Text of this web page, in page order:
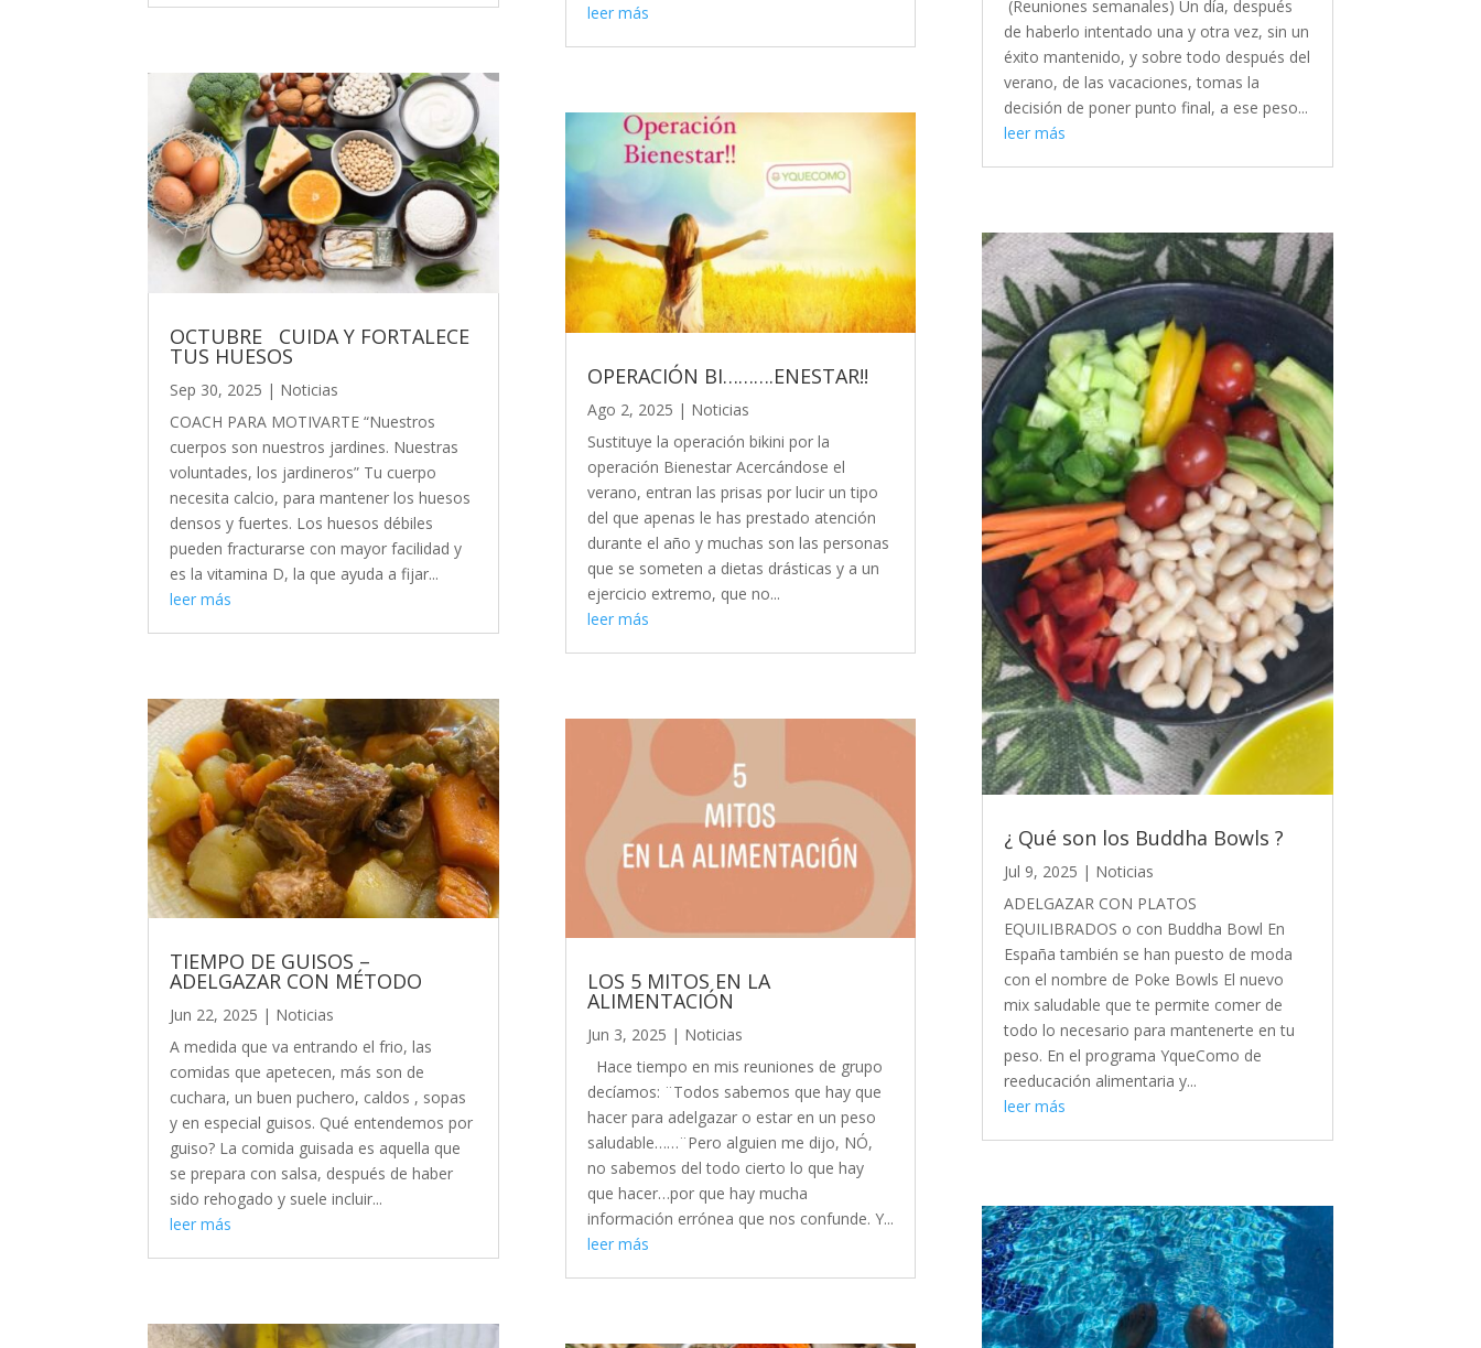
OCTUBRE CUIDA Y FORTALECE
TUS HUESOS
Sep 30, 2025 | Noticias
COACH PARA MOTIVARTE “Nuestros
cuerpos son nuestros jardines. Nuestras
voluntades, los jardineros” Tu cuerpo
necesita calcio, para mantener los huesos
densos y fuertes. Los huesos débiles
pueden fracturarse con mayor facilidad y
es la vitamina D, la que ayuda a fijar...
leer más
TIEMPO DE GUISOS –
ADELGAZAR CON MÉTODO
Jun 22, 2025 | Noticias
A medida que va entrando el frio, las
comidas que apetecen, más son de
cuchara, un buen puchero, caldos , sopas
y en especial guisos. Qué entendemos por
guiso? La comida guisada es aquella que
se prepara con salsa, después de haber
sido rehogado y suele incluir...
leer más
leer más
OPERACIÓN BI……….ENESTAR!!
Ago 2, 2025 | Noticias
Sustituye la operación bikini por la
operación Bienestar Acercándose el
verano, entran las prisas por lucir un tipo
del que apenas le has prestado atención
durante el año y muchas son las personas
que se someten a dietas drásticas y a un
ejercicio extremo, que no...
leer más
LOS 5 MITOS EN LA
ALIMENTACIÓN
Jun 3, 2025 | Noticias
Hace tiempo en mis reuniones de grupo
decíamos: ¨Todos sabemos que hay que
hacer para adelgazar o estar en un peso
saludable……¨Pero alguien me dijo, NÓ,
no sabemos del todo cierto lo que hay
que hacer…por que hay mucha
información errónea que nos confunde. Y...
leer más
(Reuniones semanales) Un día, después
de haberlo intentado una y otra vez, sin un
éxito mantenido, y sobre todo después del
verano, de las vacaciones, tomas la
decisión de poner punto final, a ese peso...
leer más
¿ Qué son los Buddha Bowls ?
Jul 9, 2025 | Noticias
ADELGAZAR CON PLATOS
EQUILIBRADOS o con Buddha Bowl En
España también se han puesto de moda
con el nombre de Poke Bowls El nuevo
mix saludable que te permite comer de
todo lo necesario para mantenerte en tu
peso. En el programa YqueComo de
reeducación alimentaria y...
leer más